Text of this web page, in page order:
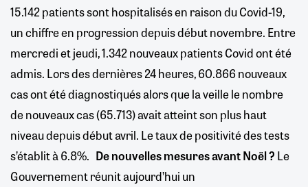
15.142 patients sont hospitalisés en raison du Covid-19,
un chiffre en progression depuis début novembre. Entre
mercredi et jeudi, 1.342 nouveaux patients Covid ont été
admis. Lors des dernières 24 heures, 60.866 nouveaux
cas ont été diagnostiqués alors que la veille le nombre
de nouveaux cas (65.713) avait atteint son plus haut
niveau depuis début avril. Le taux de positivité des tests
s’établit à 6.8%. De nouvelles mesures avant Noël ? Le
Gouvernement réunit aujourd’hui un